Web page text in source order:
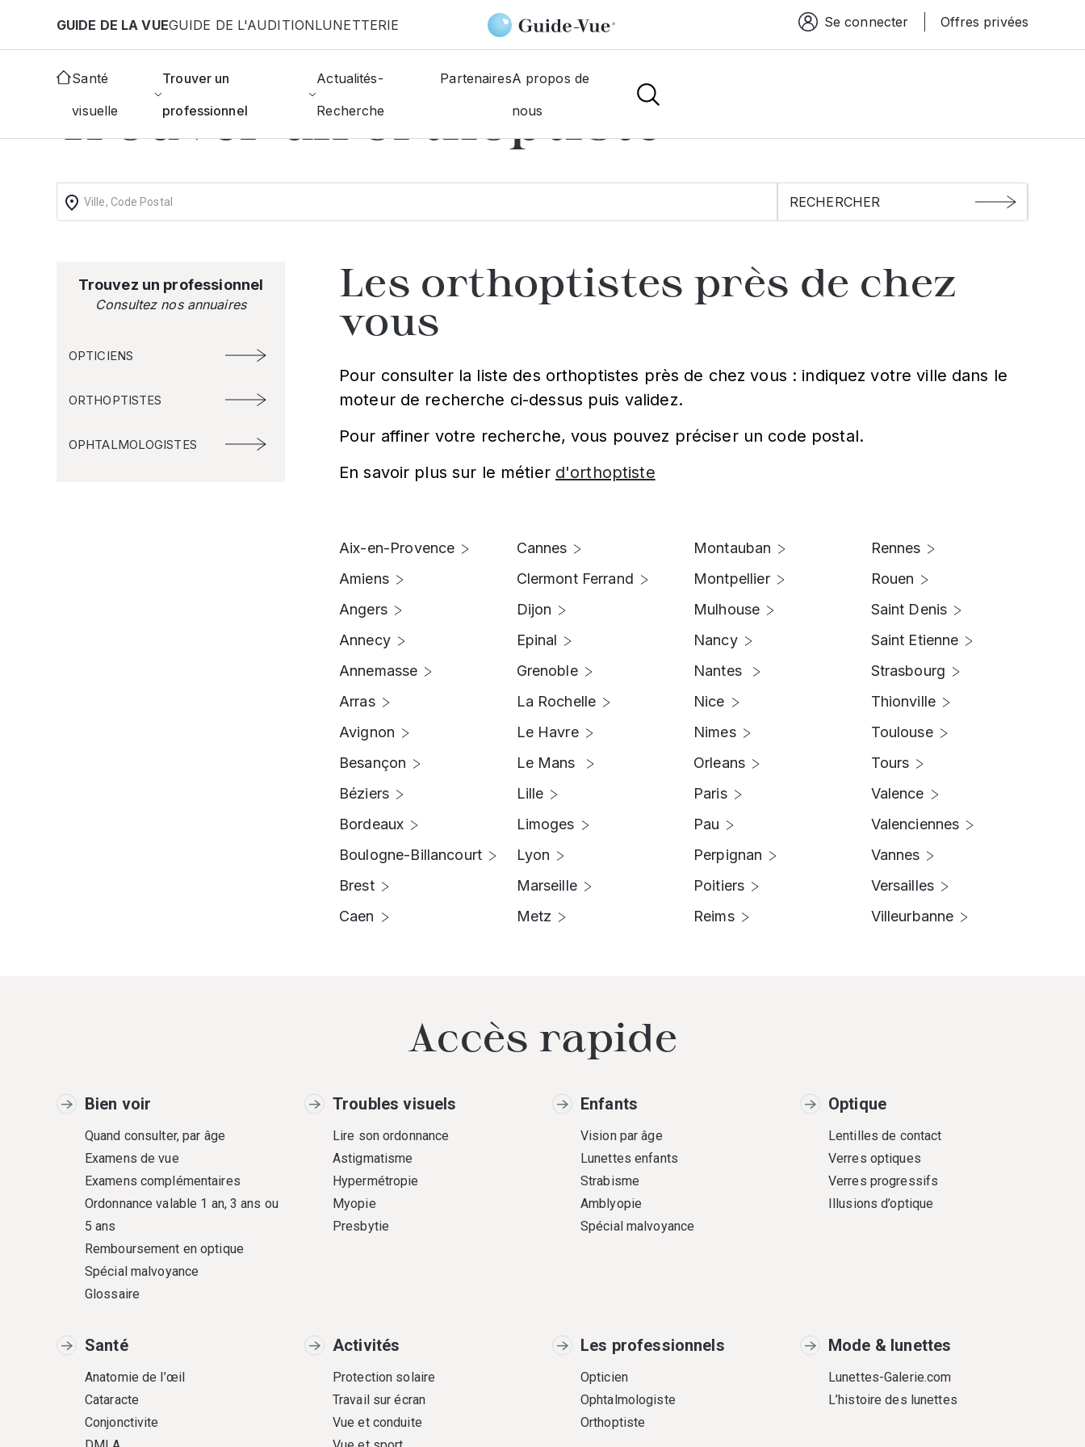
GUIDE DE LA VUEGUIDE DE L'AUDITIONLUNETTERIE Espace connexion
Se connecter Offres privées
Santé
visuelle
Trouver un
professionnel
Actualités-
Recherche
PartenairesA propos de
nous
Accueil Annuaire des orthoptistes
Trouver un orthoptiste
Trouvez un professionnel
Consultez nos annuaires
OPTICIENS
ORTHOPTISTES
OPHTALMOLOGISTES
Les orthoptistes près de chez
vous
Pour consulter la liste des orthoptistes près de chez vous : indiquez votre ville dans le
moteur de recherche ci-dessus puis validez.
Pour affiner votre recherche, vous pouvez préciser un code postal.
En savoir plus sur le métier d'orthoptiste
Aix-en-Provence
Amiens
Angers
Annecy
Annemasse
Arras
Avignon
Besançon
Béziers
Bordeaux
Boulogne-Billancourt
Brest
Caen
Cannes
Clermont Ferrand
Dijon
Epinal
Grenoble
La Rochelle
Le Havre
Le Mans
Lille
Limoges
Lyon
Marseille
Metz
Montauban
Montpellier
Mulhouse
Nancy
Nantes
Nice
Nimes
Orleans
Paris
Pau
Perpignan
Poitiers
Reims
Rennes
Rouen
Saint Denis
Saint Etienne
Strasbourg
Thionville
Toulouse
Tours
Valence
Valenciennes
Vannes
Versailles
Villeurbanne
Accès rapide
Bien voir
Quand consulter, par âge
Examens de vue
Examens complémentaires
Ordonnance valable 1 an, 3 ans ou
5 ans
Remboursement en optique
Spécial malvoyance
Glossaire
Troubles visuels
Lire son ordonnance
Astigmatisme
Hypermétropie
Myopie
Presbytie
Enfants
Vision par âge
Lunettes enfants
Strabisme
Amblyopie
Spécial malvoyance
Optique
Lentilles de contact
Verres optiques
Verres progressifs
Illusions d’optique
Santé
Anatomie de l’œil
Cataracte
Conjonctivite
Activités
Protection solaire
Travail sur écran
Vue et conduite
Les professionnels
Opticien
Ophtalmologiste
Orthoptiste
Mode & lunettes
Lunettes-Galerie.com
L’histoire des lunettes